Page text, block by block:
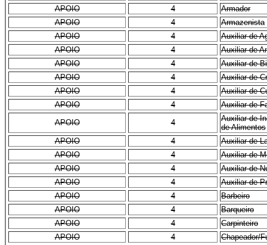
APOIO
4
Armador
APOIO
4
Armazenista
APOIO
4
Auxiliar de
APOIO
4
Auxiliar de
APOIO
4
Auxiliar de
APOIO
4
Auxiliar de
APOIO
4
Auxiliar de
APOIO
4
Auxiliar de
APOIO
4
Auxiliar de
de Alimentos
APOIO
4
Auxiliar de
APOIO
4
Auxiliar de
APOIO
4
Auxiliar de
APOIO
4
Auxiliar de
APOIO
4
Barbeiro
APOIO
4
Barqueiro
APOIO
4
Carpinteiro
APOIO
4 Chapeador/